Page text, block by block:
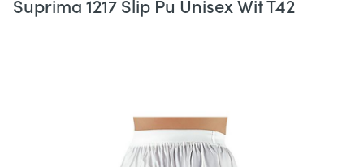
Suprima 1217 Slip Pu Unisex Wit T42